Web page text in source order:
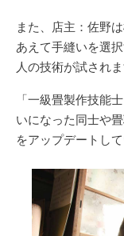
また、店主：佐野
あえて手縫いを選
人の技術が試されま
「一級畳製作技能
いになった同士や
をアップデートして